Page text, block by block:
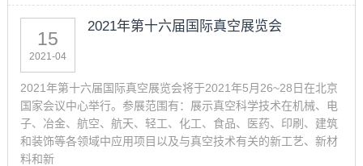
15
2021-04
2021年第十六届国际真空展览会
2021年第十六届国际真空展览会将于2021年5月26~28日在北京
国家会议中心举行。参展范围有：展示真空科学技术在机械、电
子、冶金、航空、航天、轻工、化工、食品、医药、印刷、建筑
和装饰等各领域中应用项目以及与真空技术有关的新工艺、新材
料和新